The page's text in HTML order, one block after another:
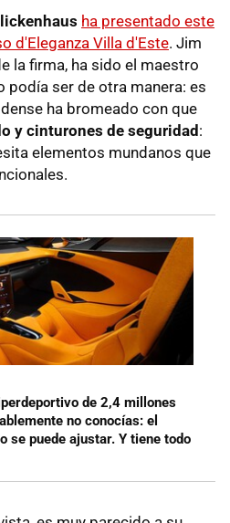
ha presentado este
d'Eleganza Villa d'Este. Jim
la firma, ha sido el maestro
podía ser de otra manera: es
ha bromeado con que
y cinturones de seguridad:
elementos mundanos que
de 2,4 millones
no conocías: el
se puede ajustar. Y tiene todo